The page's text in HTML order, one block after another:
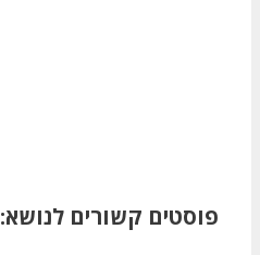
פוסטים קשורים לנושא: